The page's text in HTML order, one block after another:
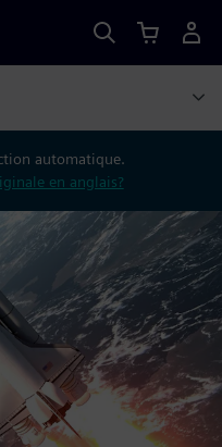
automatique.
en anglais?